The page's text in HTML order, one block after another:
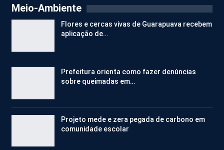
Meio-Ambiente
Flores e cercas vivas de Guarapuava recebem
aplicação de…
Prefeitura orienta como fazer denúncias
sobre queimadas em…
Projeto mede e zera pegada de carbono em
comunidade escolar